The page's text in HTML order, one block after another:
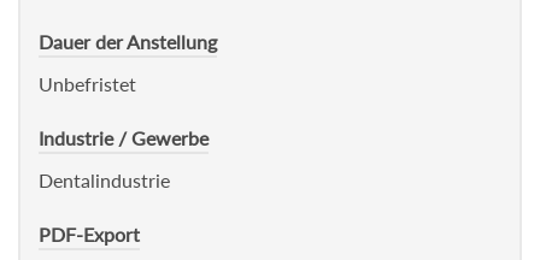
Dauer der Anstellung
Unbefristet
Industrie / Gewerbe
Dentalindustrie
PDF-Export